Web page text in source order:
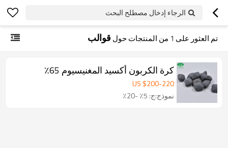
الرجاء إدخال مصطلح البحث
تم العثور على 1 من المنتجات حول قوالب
كرة الكربون أكسيد المغنيسيوم 65٪
US $200-220
نموذج:ج: 5٪ -20٪